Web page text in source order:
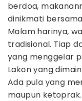
berdoa,
dinikmati
Malam harinya,
tradisional. Tiap
yang menggelar
Lakon yang
Ada pula yang
maupun ketoprak.